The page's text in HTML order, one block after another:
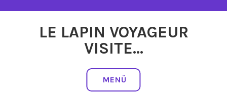
LE LAPIN VOYAGEUR
VISITE…
MENÜ